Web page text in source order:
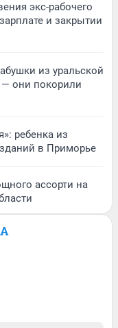
экс-рабочего
и закрытии
из уральской
— они покорили
ребенка из
в Приморье
ассорти на